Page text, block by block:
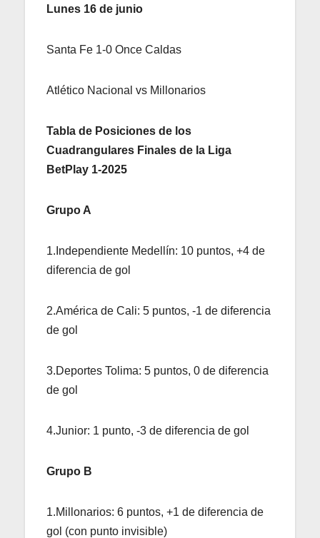
Lunes 16 de junio
Santa Fe 1-0 Once Caldas
Atlético Nacional vs Millonarios
Tabla de Posiciones de los
Cuadrangulares Finales de la Liga
BetPlay 1-2025
Grupo A
1.Independiente Medellín: 10 puntos, +4 de
diferencia de gol
2.América de Cali: 5 puntos, -1 de diferencia
de gol
3.Deportes Tolima: 5 puntos, 0 de diferencia
de gol
4.Junior: 1 punto, -3 de diferencia de gol
Grupo B
1.Millonarios: 6 puntos, +1 de diferencia de
gol (con punto invisible)